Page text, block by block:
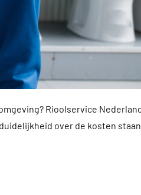
Rioolservice
over de kosten staan